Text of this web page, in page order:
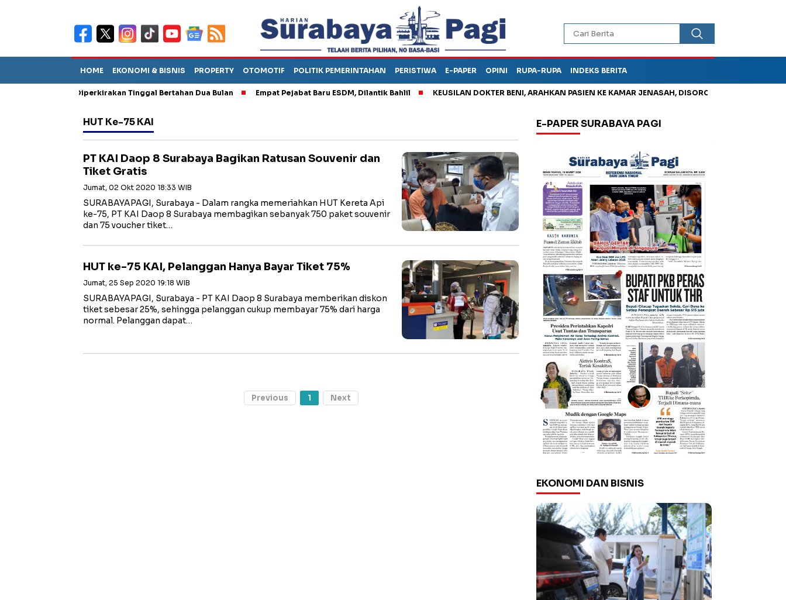
HOME EKONOMI & BISNIS PROPERTY OTOMOTIF POLITIK PEMERINTAHAN PERISTIWA E-PAPER OPINI RUPA-RUPA INDEKS BERITA
Sebut TPA Diperkirakan Tinggal Bertahan Dua Bulan Empat Pejabat Baru ESDM, Dilantik Bahlil KEUSILAN DOKTER BENI, ARAHKAN PASIEN KE KAMAR JENASAH, DISOROT
HUT Ke-75 KAI
PT KAI Daop 8 Surabaya Bagikan Ratusan Souvenir dan
Tiket Gratis
Jumat, 02 Okt 2020 18:33 WIB
SURABAYAPAGI, Surabaya - Dalam rangka memeriahkan HUT Kereta Api
ke-75, PT KAI Daop 8 Surabaya membagikan sebanyak 750 paket souvenir
dan 75 voucher tiket…
HUT ke-75 KAI, Pelanggan Hanya Bayar Tiket 75%
Jumat, 25 Sep 2020 19:18 WIB
SURABAYAPAGI, Surabaya - PT KAI Daop 8 Surabaya memberikan diskon
tiket sebesar 25%, sehingga pelanggan cukup membayar 75% dari harga
normal. Pelanggan dapat…
Previous 1 Next
E-PAPER SURABAYA PAGI
EKONOMI DAN BISNIS